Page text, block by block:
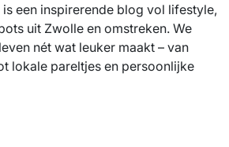
een inspirerende blog vol lifestyle,
uit Zwolle en omstreken. We
nét wat leuker maakt – van
lokale pareltjes en persoonlijke